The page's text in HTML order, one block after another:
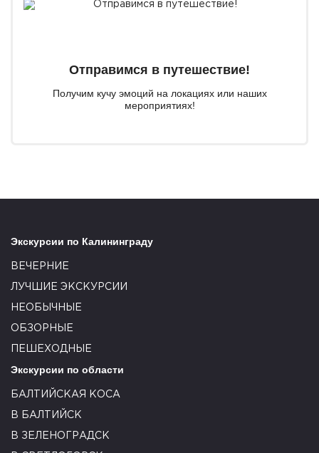
Отправимся в путешествие!
Получим кучу эмоций на локациях или наших
мероприятиях!
Экскурсии по Калининграду
ВЕЧЕРНИЕ
ЛУЧШИЕ ЭКСКУРСИИ
НЕОБЫЧНЫЕ
ОБЗОРНЫЕ
ПЕШЕХОДНЫЕ
Экскурсии по области
БАЛТИЙСКАЯ КОСА
В БАЛТИЙСК
В ЗЕЛЕНОГРАДСК